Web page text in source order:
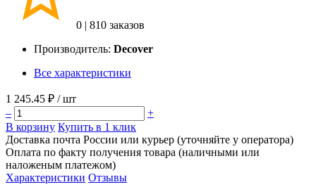
0 | 810 заказов
Производитель: Decover
Все характеристики
1 245.45 ₽ / шт
–
+
В корзину Купить в 1 клик
Доставка почта России или курьер (уточняйте у оператора)
Оплата по факту получения товара (наличными или
наложеным платежом)
Характеристики Отзывы